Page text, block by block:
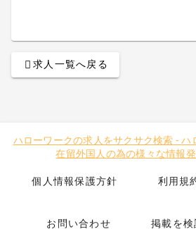
求人一覧へ戻る
ハローワークの求人をサクサク検索 -ハ
在留外国人の為の様々な情報発
個人情報保護方針 利用規
お問い合わせ 掲載を